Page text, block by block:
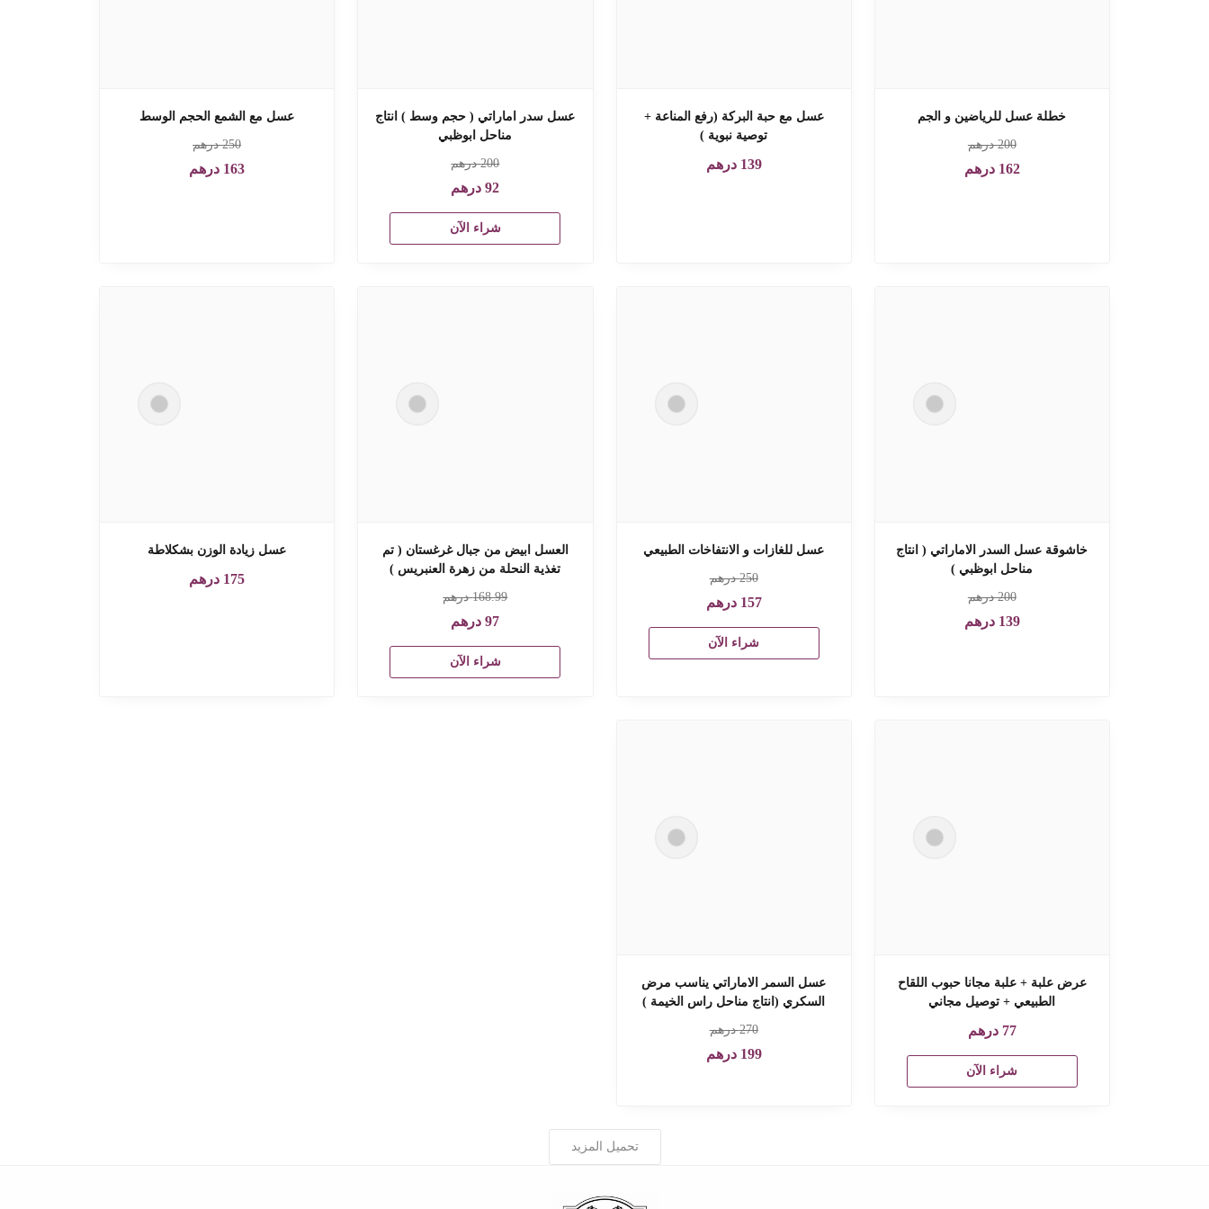
خطلة عسل للرياضين و الجم
200درهم
162 درهم
عسل مع حبة البركة (رفع المناعة +
توصية نبوية )
139 درهم
عسل سدر اماراتي ( حجم وسط ) انتاج
مناحل ابوظبي
200درهم
92درهم
شراء الآن
عسل مع الشمع الحجم الوسط
250درهم
163 درهم
خاشوقة عسل السدر الاماراتي ( انتاج
مناحل ابوظبي )
200درهم
139 درهم
عسل للغازات و الانتفاخات الطبيعي
250درهم
157 درهم
شراء الآن
العسل ابيض من جبال غرغستان ( تم
تغذية النحلة من زهرة العنبريس )
168.99درهم
97درهم
شراء الآن
عسل زيادة الوزن بشكلاطة
175 درهم
عرض علبة + علبة مجانا حبوب اللقاح
الطبيعي + توصيل مجاني
77 درهم
شراء الآن
عسل السمر الاماراتي يناسب مرض
السكري (انتاج مناحل راس الخيمة )
270درهم
199 درهم
تحميل المزيد